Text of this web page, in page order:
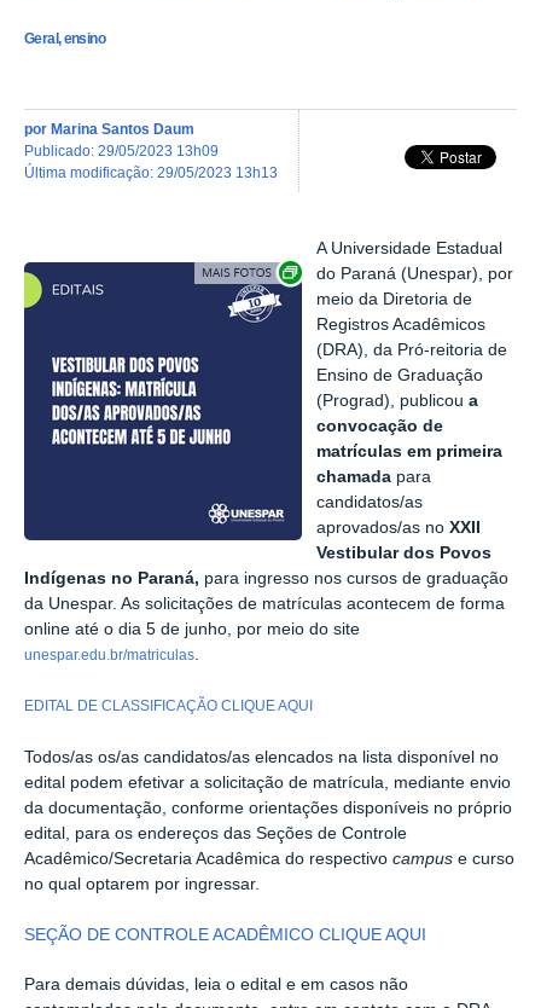
Geral, ensino
por Marina Santos Daum
publicado: 29/05/2023 13h09
última modificação: 29/05/2023 13h13
Exibir carrossel de imagens
A Universidade Estadual
do Paraná (Unespar), por
meio da Diretoria de
Registros Acadêmicos
(DRA), da Pró-reitoria de
Ensino de Graduação
(Prograd), publicoua
convocação de
matrículas em primeira
chamada para
candidatos/as
aprovados/as noXXII
Vestibular dos Povos
Indígenas no Paraná, para ingresso nos cursos de graduação
da Unespar. As solicitações de matrículas acontecem de forma
online até o dia 5 de junho, por meio do site
unespar.edu.br/matriculas
EDITAL DE CLASSIFICAÇÃO CLIQUE AQUI
Todos/as os/as candidatos/as elencados na lista disponível no
edital podem efetivar a solicitação de matrícula, mediante envio
da documentação, conforme orientações disponíveis no próprio
edital, para os endereços das Seções de Controle
Acadêmico/Secretaria Acadêmica do respectivo campus e curso
no qual optarem por ingressar.
SEÇÃO DE CONTROLE ACADÊMICO CLIQUE AQUI
Para demais dúvidas, leia o edital e em casos não